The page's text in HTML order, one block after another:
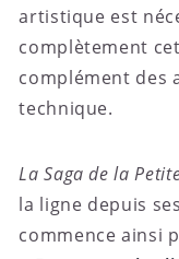
artistique est
complètement
complément des
technique.
La Saga de la
la ligne depuis
commence ainsi